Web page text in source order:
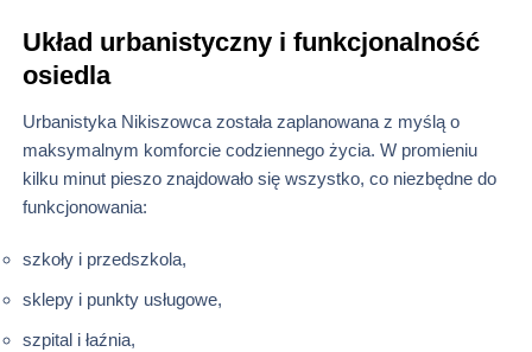
Układ urbanistyczny i funkcjonalność
osiedla
Urbanistyka Nikiszowca została zaplanowana z myślą o
maksymalnym komforcie codziennego życia. W promieniu
kilku minut pieszo znajdowało się wszystko, co niezbędne do
funkcjonowania:
szkoły i przedszkola,
sklepy i punkty usługowe,
szpital i łaźnia,